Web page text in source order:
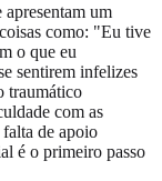
um
como: "Eu tive
o que eu
sentirem infelizes
traumático
com as
falta de apoio
é o primeiro passo